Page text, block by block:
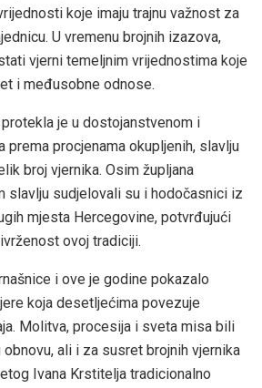
koje imaju trajnu važnost za
U vremenu brojnih izazova,
vjerni temeljnim vrijednostima koje
i međusobne odnose.
je u dostojanstvenom i
prema procjenama okupljenih, slavlju
broj vjernika. Osim župljana
slavlju sudjelovali su i hodočasnici iz
mjesta Hercegovine, potvrđujući
ovoj tradiciji.
i ove je godine pokazalo
koja desetljećima povezuje
Molitva, procesija i sveta misa bili
ali i za susret brojnih vjernika
Ivana Krstitelja tradicionalno